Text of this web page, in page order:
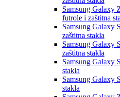
Samsung Galaxy
futrole i zaštitna
Samsung Galaxy
zaštitna stakla
Samsung Galaxy
zaštitna stakla
Samsung Galaxy
stakla
Samsung Galaxy
stakla